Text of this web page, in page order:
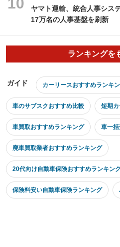
ヤマト運輸、統合人事シス
17万名の人事基盤を刷新
ランキングを
ガイド カーリースおすすめランキ
車のサブスクおすすめ比較 短期
車買取おすすめランキング 車一
廃車買取業者おすすめランキング
20代向け自動車保険おすすめランキン
保険料安い自動車保険ランキング